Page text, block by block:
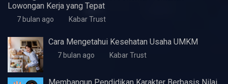
KWaS Hadir di JIFFINA 2026 (Jogja
International Furniture & Craft Fair Indonesia)
5 bulan ago Kabar Trust
Pentingnya Skill Negosiasi